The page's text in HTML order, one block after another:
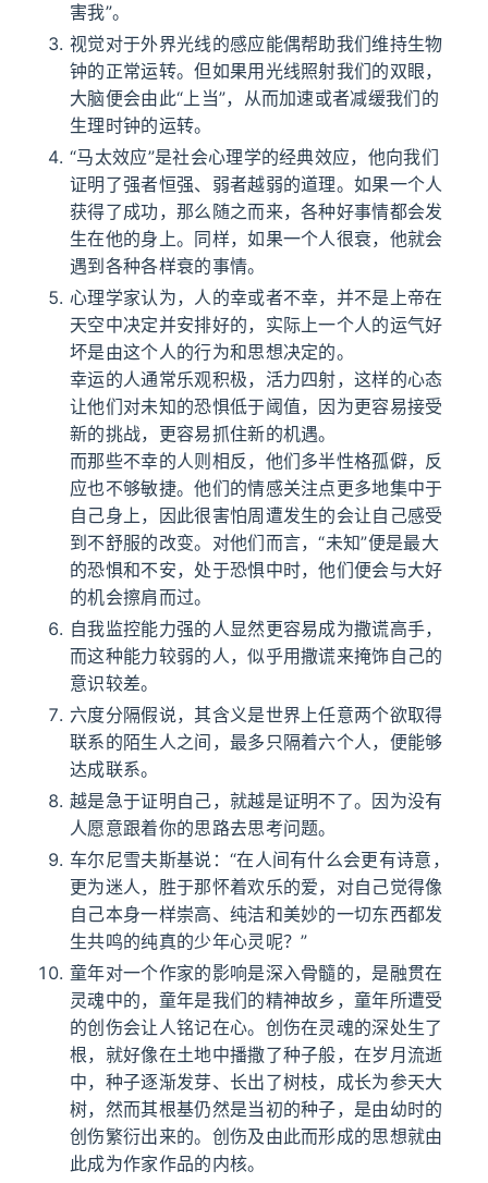
害我”。
视觉对于外界光线的感应能偶帮助我们维持生物
钟的正常运转。但如果用光线照射我们的双眼，
大脑便会由此“上当”，从而加速或者减缓我们的
生理时钟的运转。
“马太效应”是社会心理学的经典效应，他向我们
证明了强者恒强、弱者越弱的道理。如果一个人
获得了成功，那么随之而来，各种好事情都会发
生在他的身上。同样，如果一个人很衰，他就会
遇到各种各样衰的事情。
心理学家认为，人的幸或者不幸，并不是上帝在
天空中决定并安排好的，实际上一个人的运气好
坏是由这个人的行为和思想决定的。
幸运的人通常乐观积极，活力四射，这样的心态
让他们对未知的恐惧低于阈值，因为更容易接受
新的挑战，更容易抓住新的机遇。
而那些不幸的人则相反，他们多半性格孤僻，反
应也不够敏捷。他们的情感关注点更多地集中于
自己身上，因此很害怕周遭发生的会让自己感受
到不舒服的改变。对他们而言，“未知”便是最大
的恐惧和不安，处于恐惧中时，他们便会与大好
的机会擦肩而过。
自我监控能力强的人显然更容易成为撒谎高手，
而这种能力较弱的人，似乎用撒谎来掩饰自己的
意识较差。
六度分隔假说，其含义是世界上任意两个欲取得
联系的陌生人之间，最多只隔着六个人，便能够
达成联系。
越是急于证明自己，就越是证明不了。因为没有
人愿意跟着你的思路去思考问题。
车尔尼雪夫斯基说：“在人间有什么会更有诗意，
更为迷人，胜于那怀着欢乐的爱，对自己觉得像
自己本身一样崇高、纯洁和美妙的一切东西都发
生共鸣的纯真的少年心灵呢？”
童年对一个作家的影响是深入骨髓的，是融贯在
灵魂中的，童年是我们的精神故乡，童年所遭受
的创伤会让人铭记在心。创伤在灵魂的深处生了
根，就好像在土地中播撒了种子般，在岁月流逝
中，种子逐渐发芽、长出了树枝，成长为参天大
树，然而其根基仍然是当初的种子，是由幼时的
创伤繁衍出来的。创伤及由此而形成的思想就由
此成为作家作品的内核。